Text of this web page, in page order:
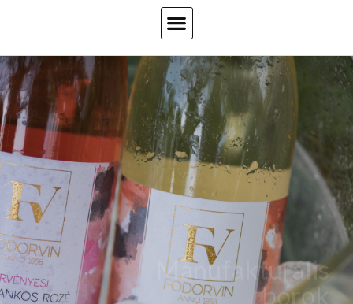
Manufakturális
borok